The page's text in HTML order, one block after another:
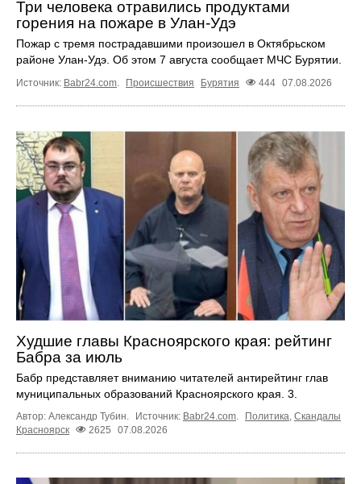
Три человека отравились продуктами
горения на пожаре в Улан-Удэ
Пожар с тремя пострадавшими произошел в Октябрьском
районе Улан-Удэ. Об этом 7 августа сообщает МЧС Бурятии.
Источник: Babr24.com. Происшествия Бурятия 444 07.08.2026
Худшие главы Красноярского края: рейтинг
Бабра за июль
Бабр представляет вниманию читателей антирейтинг глав
муниципальных образований Красноярского края. 3.
Автор: Александр Тубин. Источник: Babr24.com Политика Скандалы
Красноярск
2625 07.08.2026